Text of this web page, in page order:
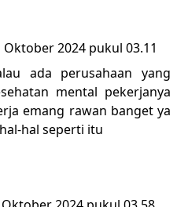
Oktober 2024 pukul 03.11
ada perusahaan yang
mental pekerjanya
emang rawan banget ya
hal seperti itu